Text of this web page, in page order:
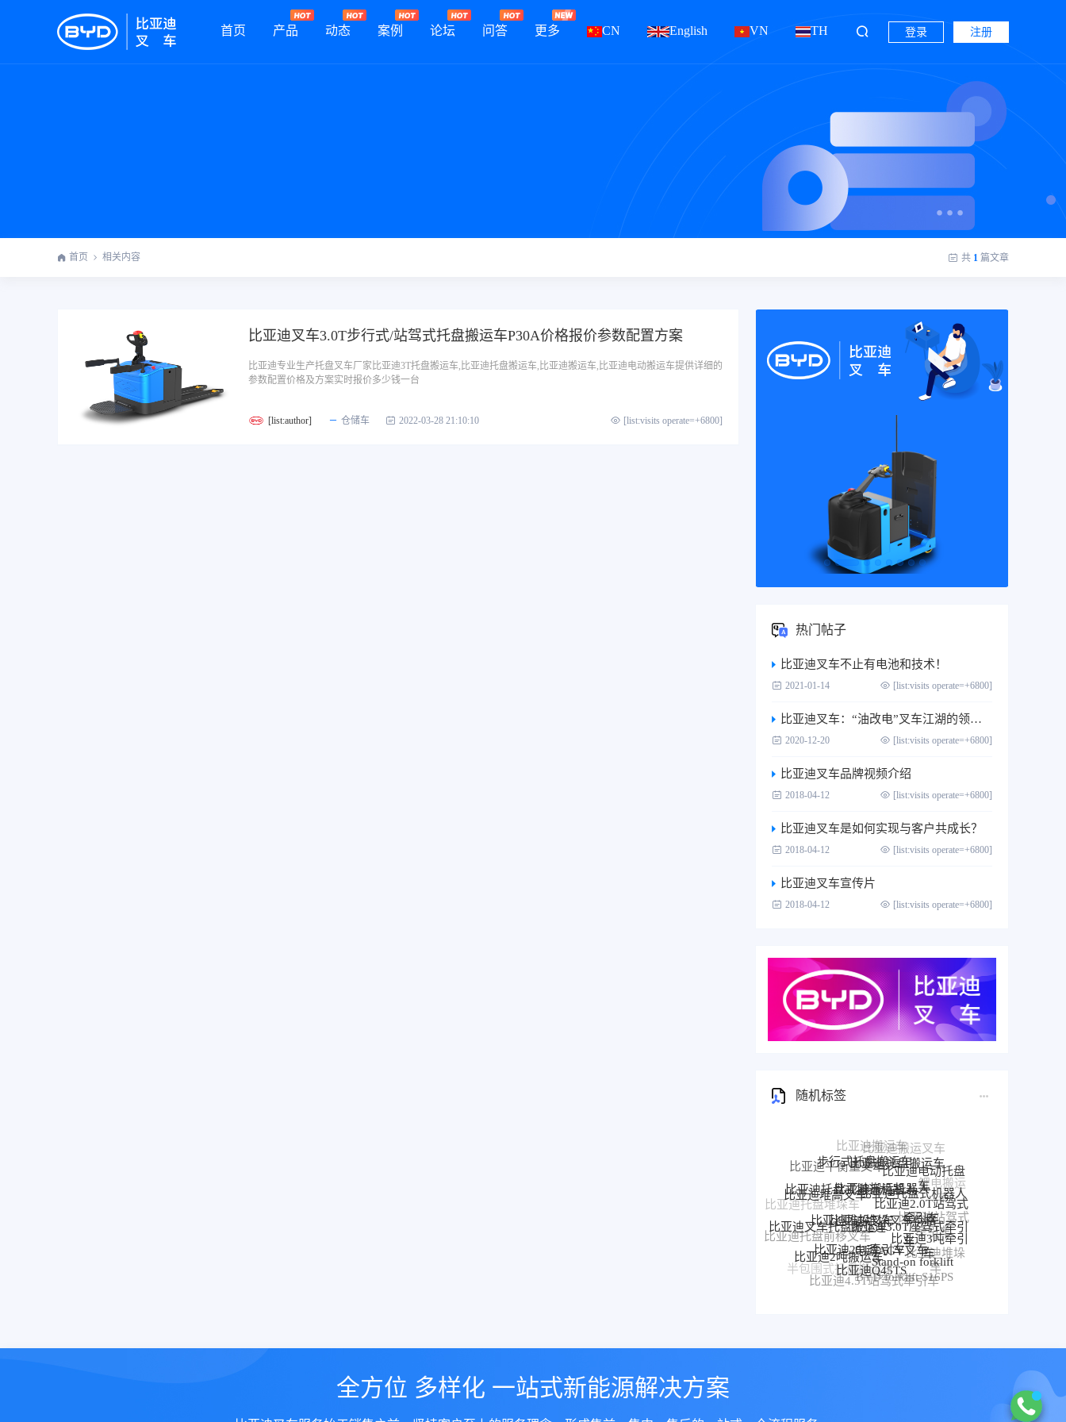
首页 产品 动态 案例 论坛 问答 更多 CN English VN TH 登录 注册
首页 相关内容 共 1 篇文章
比亚迪叉车3.0T步行式/站驾式托盘搬运车P30A价格报价参数配置方案
比亚迪专业生产托盘叉车厂家比亚迪3T托盘搬运车,比亚迪托盘搬运车,比亚迪搬运车,比亚迪电动搬运车提供详细的
参数配置价格及方案实时报价多少钱一台
[list:author] 仓储车 2022-03-28 21:10:10 [list:visits operate=+6800]
热门帖子
比亚迪叉车不止有电池和技术！
2021-01-14 [list:visits operate=+6800]
比亚迪叉车：“油改电”叉车江湖的领跑者
2020-12-20 [list:visits operate=+6800]
比亚迪叉车品牌视频介绍
2018-04-12 [list:visits operate=+6800]
比亚迪叉车是如何实现与客户共成长？
2018-04-12 [list:visits operate=+6800]
比亚迪叉车宣传片
2018-04-12 [list:visits operate=+6800]
随机标签
比亚迪平衡重叉车
步行式托盘搬运车
比亚迪托盘搬运车
比亚迪电动托盘
车
比亚迪托盘堆垛车
比亚迪堆高叉车
比亚迪托盘式搬运机器人
比亚迪搬运机器人
比亚迪托盘式机器人
比亚迪2.0T站驾式
牵引车
比亚迪站驾式
牵引车
比亚迪前移叉车
比亚迪托盘前移叉车
比亚迪叉车托盘搬运车
比亚迪堆垛叉车
比亚迪堆垛叉车价格
比亚迪3.0T座驾式牵引
车
比亚迪3吨牵引
车
比亚迪堆垛
车
比亚迪P30S
比亚迪站驾式托盘搬运车
比亚迪仓储叉车
半包围式托盘搬运车
比亚迪2吨搬运车
比亚迪25T牵引车
电动AGV叉车
Stand-on forklift
BYD forklift S16PS
比亚迪4.5T站驾式牵引车
比亚迪Q45TS
全方位 多样化 一站式新能源解决方案